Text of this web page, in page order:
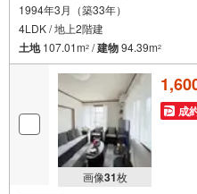
1994年3月（築33年）
4LDK / 地上2階建
土地107.01m2 /建物94.39m2
画像31枚
成